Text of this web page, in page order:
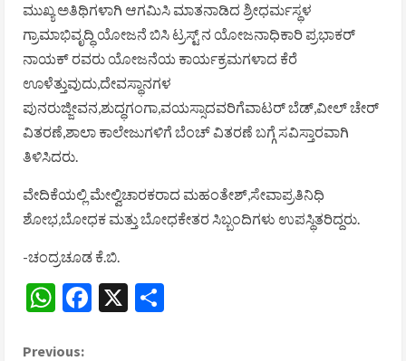
ಮುಖ್ಯ ಅತಿಥಿಗಳಾಗಿ ಆಗಮಿಸಿ ಮಾತನಾಡಿದ ಶ್ರೀಧರ್ಮಸ್ಥಳ
ಗ್ರಾಮಾಭಿವೃದ್ಧಿ ಯೋಜನೆ ಬಿಸಿ ಟ್ರಸ್ಟ್ ನ ಯೋಜನಾಧಿಕಾರಿ ಪ್ರಭಾಕರ್
ನಾಯಕ್ ರವರು ಯೋಜನೆಯ ಕಾರ್ಯಕ್ರಮಗಳಾದ ಕೆರೆ
ಊಳೆತ್ತುವುದು,ದೇವಸ್ಥಾನಗಳ
ಪುನರುಜ್ಜೀವನ,ಶುದ್ಧಗಂಗಾ,ವಯಸ್ಸಾದವರಿಗೆವಾಟರ್ ಬೆಡ್,ವೀಲ್ ಚೇರ್
ವಿತರಣೆ,ಶಾಲಾ ಕಾಲೇಜುಗಳಿಗೆ ಬೆಂಚ್ ವಿತರಣೆ ಬಗ್ಗೆ ಸವಿಸ್ತಾರವಾಗಿ
ತಿಳಿಸಿದರು.
ವೇದಿಕೆಯಲ್ಲಿ ಮೇಲ್ವಿಚಾರಕರಾದ ಮಹಂತೇಶ್,ಸೇವಾಪ್ರತಿನಿಧಿ
ಶೋಭ,ಬೋಧಕ ಮತ್ತು ಬೋಧಕೇತರ ಸಿಬ್ಬಂದಿಗಳು ಉಪಸ್ಥಿತರಿದ್ದರು.
-ಚಂದ್ರಚೂಡ ಕೆ.ಬಿ.
WhatsApp
Facebook
X
Previous: